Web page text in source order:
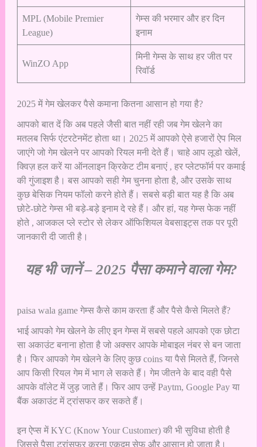
MPL (Mobile Premier
League)
गेम्स की भरमार और हर दिन
इनाम
WinZO App
मिनी गेम्स के साथ हर जीत पर
रिवॉर्ड
2025 में गेम खेलकर पैसे कमाना कितना आसान हो गया है?
आपको बात दें कि अब पहले जैसी बात नहीं रही जब गेम खेलने का
मतलब सिर्फ एंटरटेनमेंट होता था। 2025 में आपको ऐसे हजारों ऐप मिल
जाएंगे जो गेम खेलने पर आपको रियल मनी देते हैं। चाहे आप लूडो खेलें,
क्विज़ हल करें या ऑनलाइन क्रिकेट टीम बनाएं , हर प्लेटफॉर्म पर कमाई
की गुंजाइश है। बस आपको सही गेम चुनना होता है, और उसके साथ
कुछ बेसिक नियम फॉलो करने होते हैं। सबसे बड़ी बात यह है कि अब
छोटे-छोटे गेम्स भी बड़े-बड़े इनाम दे रहे हैं। और हां, यह गेम्स फेक नहीं
होते , आजकल प्ले स्टोर से लेकर ऑफिशियल वेबसाइट्स तक पर पूरी
जानकारी दी जाती है।
यह भी जानें –2025 पैसा कमाने वाला गेम?
paisa wala game गेम्स कैसे काम करता हैं और पैसे कैसे मिलते हैं?
भाई आपको गेम खेलने के लीए इन गेम्स में सबसे पहले आपको एक छोटा
सा अकाउंट बनाना होता है जो अक्सर आपके मोबाइल नंबर से बन जाता
है। फिर आपको गेम खेलने के लिए कुछ coins या पैसे मिलते हैं, जिनसे
आप किसी रियल गेम में भाग ले सकते हैं। गेम जीतने के बाद वही पैसे
आपके वॉलेट में जुड़ जाते हैं। फिर आप उन्हें Paytm, Google Pay या
बैंक अकाउंट में ट्रांसफर कर सकते हैं।
इन ऐप्स में KYC (Know Your Customer) की भी सुविधा होती है
जिससे पैसा ट्रांसफर करना एकदम सेफ और आसान हो जाता है।